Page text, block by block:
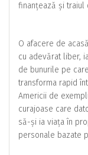
finanțează și traiul
O afacere de
cu adevărat liber,
de bunurile pe
transforma rapid
Americii de
curajoase care
să-și ia viața în
personale bazate